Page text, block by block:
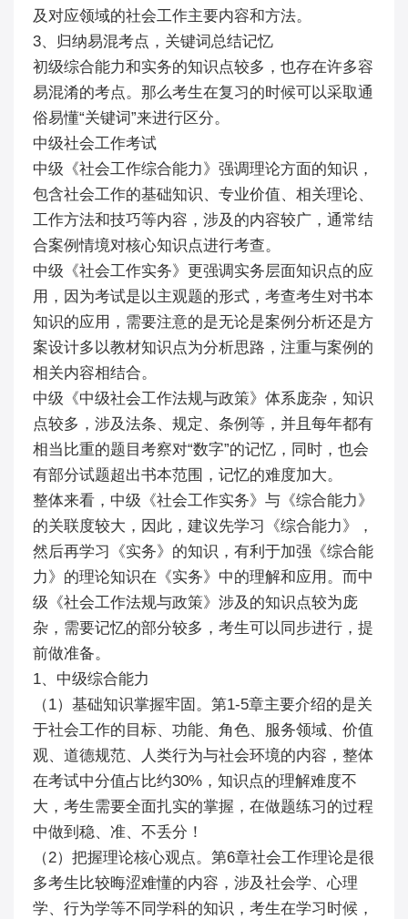
及对应领域的社会工作主要内容和方法。
3、归纳易混考点，关键词总结记忆
初级综合能力和实务的知识点较多，也存在许多容
易混淆的考点。那么考生在复习的时候可以采取通
俗易懂“关键词”来进行区分。
中级社会工作考试
中级《社会工作综合能力》强调理论方面的知识，
包含社会工作的基础知识、专业价值、相关理论、
工作方法和技巧等内容，涉及的内容较广，通常结
合案例情境对核心知识点进行考查。
中级《社会工作实务》更强调实务层面知识点的应
用，因为考试是以主观题的形式，考查考生对书本
知识的应用，需要注意的是无论是案例分析还是方
案设计多以教材知识点为分析思路，注重与案例的
相关内容相结合。
中级《中级社会工作法规与政策》体系庞杂，知识
点较多，涉及法条、规定、条例等，并且每年都有
相当比重的题目考察对“数字”的记忆，同时，也会
有部分试题超出书本范围，记忆的难度加大。
整体来看，中级《社会工作实务》与《综合能力》
的关联度较大，因此，建议先学习《综合能力》，
然后再学习《实务》的知识，有利于加强《综合能
力》的理论知识在《实务》中的理解和应用。而中
级《社会工作法规与政策》涉及的知识点较为庞
杂，需要记忆的部分较多，考生可以同步进行，提
前做准备。
1、中级综合能力
（1）基础知识掌握牢固。第1-5章主要介绍的是关
于社会工作的目标、功能、角色、服务领域、价值
观、道德规范、人类行为与社会环境的内容，整体
在考试中分值占比约30%，知识点的理解难度不
大，考生需要全面扎实的掌握，在做题练习的过程
中做到稳、准、不丢分！
（2）把握理论核心观点。第6章社会工作理论是很
多考生比较晦涩难懂的内容，涉及社会学、心理
学、行为学等不同学科的知识，考生在学习时候，